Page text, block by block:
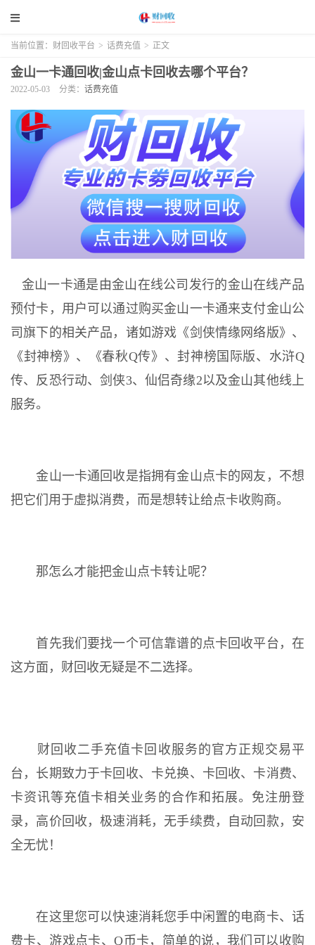
当前位置： 财回收平台 > 话费充值 > 正文
金山一卡通回收|金山点卡回收去哪个平台？
2022-05-03 分类： 话费充值
金山一卡通是由金山在线公司发行的金山在线产品
预付卡，用户可以通过购买金山一卡通来支付金山公
司旗下的相关产品，诸如游戏《剑侠情缘网络版》、
《封神榜》、《春秋Q传》、封神榜国际版、水浒Q
传、反恐行动、剑侠3、仙侣奇缘2以及金山其他线上
服务。
金山一卡通回收是指拥有金山点卡的网友，不想
把它们用于虚拟消费，而是想转让给点卡收购商。
那怎么才能把金山点卡转让呢？
首先我们要找一个可信靠谱的点卡回收平台，在
这方面，财回收无疑是不二选择。
财回收二手充值卡回收服务的官方正规交易平
台，长期致力于卡回收、卡兑换、卡回收、卡消费、
卡资讯等充值卡相关业务的合作和拓展。免注册登
录，高价回收，极速消耗，无手续费，自动回款，安
全无忧！
在这里您可以快速消耗您手中闲置的电商卡、话
费卡、游戏点卡、Q币卡，简单的说，我们可以收购